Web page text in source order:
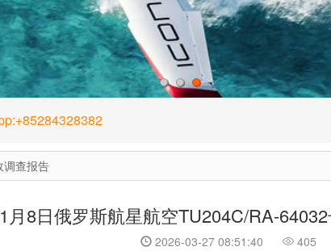
调查报告
8日俄罗斯航星航空TU204C/RA-
2026-03-27 08:51:40 405